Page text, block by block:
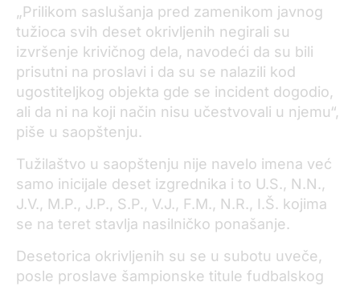
„Prilikom saslušanja pred zamenikom javnog
tužioca svih deset okrivljenih negirali su
izvršenje krivičnog dela, navodeći da su bili
prisutni na proslavi i da su se nalazili kod
ugostiteljkog objekta gde se incident dogodio,
ali da ni na koji način nisu učestvovali u njemu“,
piše u saopštenju.
Tužilaštvo u saopštenju nije navelo imena već
samo inicijale deset izgrednika i to U.S., N.N.,
J.V., M.P., J.P., S.P., V.J., F.M., N.R., I.Š. kojima
se na teret stavlja nasilničko ponašanje.
Desetorica okrivljenih su se u subotu uveče,
posle proslave šampionske titule fudbalskog